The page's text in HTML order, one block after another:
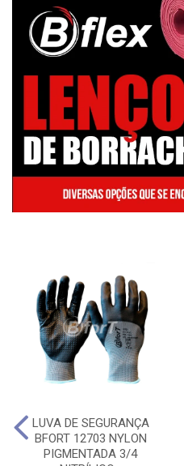
LUVA DE SEGURANÇA
BFORT 12703 NYLON
PIGMENTADA 3/4